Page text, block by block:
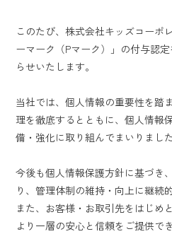
このたび、株式会社キッズコーポ
ーマーク（Pマーク）」の付与認
らせいたします。
当社では、個人情報の重要性を踏
理を徹底するとともに、個人情報
備・強化に取り組んでまいりました
今後も個人情報保護方針に基づき
り、管理体制の維持・向上に継続
また、お客様・お取引先をはじめ
より一層の安心と信頼をご提供で